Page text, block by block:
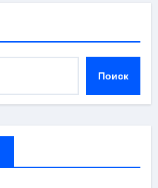
Поиск